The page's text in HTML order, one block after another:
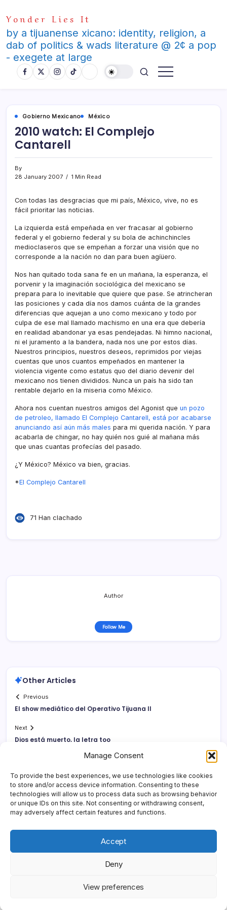
Manage Consent
To provide the best experiences, we use technologies like cookies
to store and/or access device information. Consenting to these
technologies will allow us to process data such as browsing behavior
or unique IDs on this site. Not consenting or withdrawing consent,
may adversely affect certain features and functions.
Accept
Deny
View preferences
to
content
Yonder Lies It
by a tijuanense xicano: identity, religion, a
dab of politics & wads literature @ 2¢ a pop
- exegete at large
Gobierno Mexicano México
2010 watch: El Complejo
Cantarell
By
28 January 2007
1 Min Read
Con todas las desgracias que mi paí­s, México, vive, no es
fácil prioritar las noticias.
La izquierda está empeñada en ver fracasar al gobierno
federal y el gobierno federal y su bola de achinchincles
medioclaseros que se empeñan a forzar una visión que no
corresponde a la nación no dan para buen agíüero.
Nos han quitado toda sana fe en un mañana, la esperanza, el
porvenir y la imaginación sociológica del mexicano se
prepara para lo inevitable que quiere que pase. Se atrincheran
las posiciones y cada dí­a nos damos cuánta de la grandes
diferencias que aquejan a uno como mexicano y todo por
culpa de ese mal llamado machismo en una era que deberí­a
en realidad abandonar ya esas pendejadas. Ni himno nacional,
ni el juramento a la bandera, nada nos une por estos dí­as.
Nuestros principios, nuestros deseos, reprimidos por viejas
cuentas que unos cuantos empeñados en mantener la
violencia vigente como estatus quo del diario devenir del
mexicano nos tienen divididos. Nunca un paí­s ha sido tan
rentable dejarlo en la miseria como México.
Ahora nos cuentan nuestros amigos del Agonist que un pozo
de petroleo, llamado El Complejo Cantarell, está por acabarse
anunciando así­ aún más males para mi querida nación. Y para
acabarla de chingar, no hay quién nos guié al mañana más
que unas cuantas profecí­as del pasado.
¿Y México? México va bien, gracias.
*El Complejo Cantarell
71 Han clachado
Author
Follow Me
Other Articles
Previous
El show mediático del Operativo Tijuana II
Next
Dios está muerto, la letra too
Yonder Lies It. All rights reserved.